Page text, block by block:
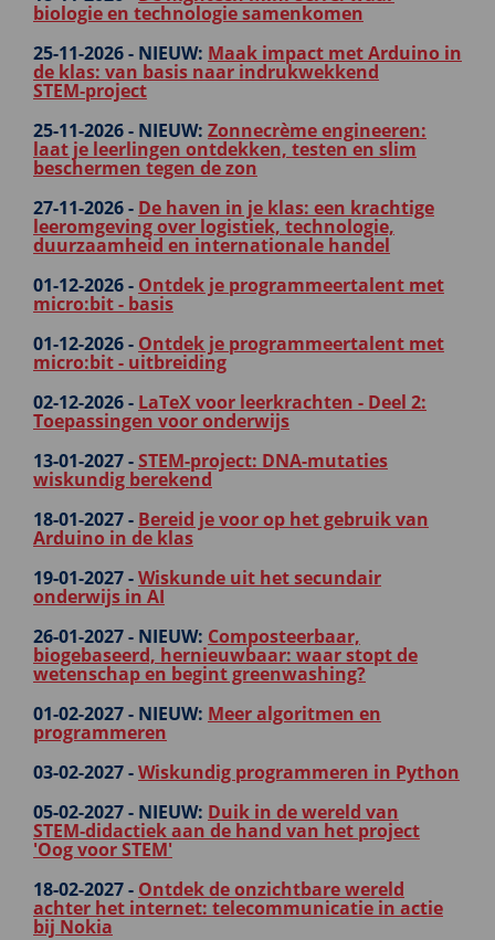
biologie en technologie samenkomen
25-11-2026 - NIEUW: Maak impact met Arduino in
de klas: van basis naar indrukwekkend
STEM‑project
25-11-2026 - NIEUW: Zonnecrème engineeren:
laat je leerlingen ontdekken, testen en slim
beschermen tegen de zon
27-11-2026 - De haven in je klas: een krachtige
leeromgeving over logistiek, technologie,
duurzaamheid en internationale handel
01-12-2026 - Ontdek je programmeertalent met
micro:bit - basis
01-12-2026 - Ontdek je programmeertalent met
micro:bit - uitbreiding
02-12-2026 - LaTeX voor leerkrachten - Deel 2:
Toepassingen voor onderwijs
13-01-2027 -STEM-project: DNA-mutaties
wiskundig berekend
18-01-2027 - Bereid je voor op het gebruik van
Arduino in de klas
19-01-2027 -Wiskunde uit het secundair
onderwijs in AI
26-01-2027 - NIEUW: Composteerbaar,
biogebaseerd, hernieuwbaar: waar stopt de
wetenschap en begint greenwashing?
01-02-2027 - NIEUW: Meer algoritmen en
programmeren
03-02-2027 -Wiskundig programmeren in Python
05-02-2027 - NIEUW: Duik in de wereld van
STEM‑didactiek aan de hand van het project
'Oog voor STEM'
18-02-2027 - Ontdek de onzichtbare wereld
achter het internet: telecommunicatie in actie
bij Nokia